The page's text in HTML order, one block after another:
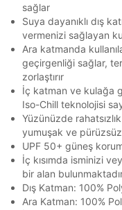
Banka
İşbankası
Akbank
Ziraat Bankası
QNB
sağlar
Suya dayanıklı dış
vermenizi sağlayan
Ara katmanda
geçirgenliği sağlar, ter
zorlaştırır
İç katman ve kulağa
Iso-Chill teknolojisi
Yüzünüzde
yumuşak ve
UPF 50+ güneş
İç kısımda isminizi
bir alan
Dış Katman: 100%
Ara Katman: 100%
Mağazada
Beden Seçin
Ürün
Siparişinizin
E-posta Adresi *
Sipariş Numaranız *
En az 8
Bir rakam
En az 1 özel
Aşağıdakileri
Kişisel verileriniz
uyarınca
Perakende Satış
tarafından ticari
işlenmesini kabul
E-mail
Bilgilerinizi
ile gelen kodu
Bilgilerinizi
ile gelen kodu